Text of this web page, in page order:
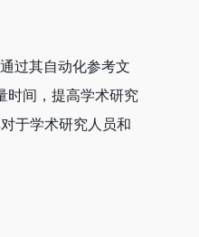
过其自动化参考文
时间，提高学术研究
于学术研究人员和